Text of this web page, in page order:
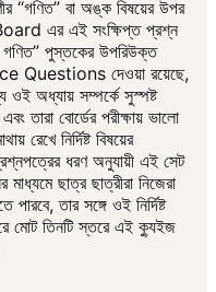
“গণিত” বা অঙ্ক বিষয়ের উপর
এর এই সংক্ষিপ্ত প্রশ্ন
গণিত” পুস্তকের উপরিউক্ত
Questions দেওয়া রয়েছে,
ওই অধ্যায় সম্পর্কে সুস্পষ্ট
তারা বোর্ডের পরীক্ষায় ভালো
রেখে নির্দিষ্ট বিষয়ের
ধরণ অনুযায়ী এই সেট
ছাত্র ছাত্রীরা নিজেরা
তার সঙ্গে ওই নির্দিষ্ট
মোট তিনটি স্তরে এই ক্যুইজ